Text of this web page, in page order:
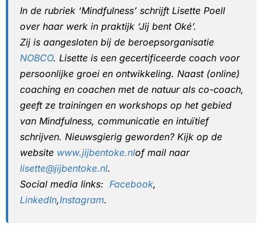
In de rubriek ‘Mindfulness’ schrijft Lisette Poell
over haar werk in praktijk ‘Jij bent Oké’.
Zij is aangesloten bij de beroepsorganisatie
NOBCO. Lisette is een gecertificeerde coach voor
persoonlijke groei en ontwikkeling. Naast (online)
coaching en coachen met de natuur als co-coach,
geeft ze trainingen en workshops op het gebied
van Mindfulness, communicatie en intuïtief
schrijven. Nieuwsgierig geworden? Kijk op de
website www.jijbentoke.nlof mail naar
lisette@jijbentoke.nl.
Social media links: Facebook,
LinkedIn,Instagram.